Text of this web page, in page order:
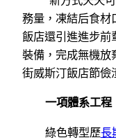
務量，凍結后食材
飯店還引進進步前
裝備，完成無機放
街威斯汀飯店節
一項體系工程
綠色轉型歷長